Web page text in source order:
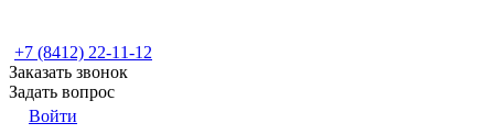
+7 (8412) 22-11-12
Заказать звонок
Задать вопрос
Войти